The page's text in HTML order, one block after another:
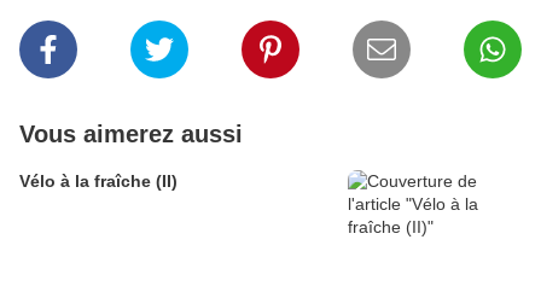
Vous aimerez aussi
Vélo à la fraîche (II)